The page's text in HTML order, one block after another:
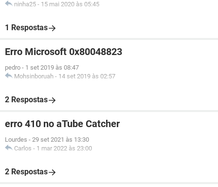
ninha25 - 15 mai 2020 às 05:45
1 Respostas
Erro Microsoft 0x80048823
pedro - 1 set 2019 às 08:47
Mohsinboruah - 14 set 2019 às 02:57
2 Respostas
erro 410 no aTube Catcher
Lourdes - 29 set 2021 às 13:30
Carlos - 1 mar 2022 às 23:00
2 Respostas